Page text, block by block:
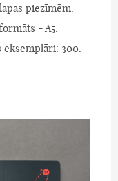
piezīmēm.
- A5.
eksemplāri: 300.